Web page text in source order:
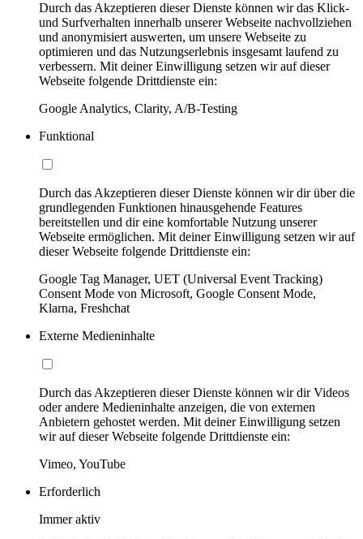
Durch das Akzeptieren dieser Dienste können wir das Klick-
und Surfverhalten innerhalb unserer Webseite nachvollziehen
und anonymisiert auswerten, um unsere Webseite zu
optimieren und das Nutzungserlebnis insgesamt laufend zu
verbessern. Mit deiner Einwilligung setzen wir auf dieser
Webseite folgende Drittdienste ein:
Google Analytics, Clarity, A/B-Testing
Funktional
Durch das Akzeptieren dieser Dienste können wir dir über die
grundlegenden Funktionen hinausgehende Features
bereitstellen und dir eine komfortable Nutzung unserer
Webseite ermöglichen. Mit deiner Einwilligung setzen wir auf
dieser Webseite folgende Drittdienste ein:
Google Tag Manager, UET (Universal Event Tracking)
Consent Mode von Microsoft, Google Consent Mode,
Klarna, Freshchat
Externe Medieninhalte
Durch das Akzeptieren dieser Dienste können wir dir Videos
oder andere Medieninhalte anzeigen, die von externen
Anbietern gehostet werden. Mit deiner Einwilligung setzen
wir auf dieser Webseite folgende Drittdienste ein:
Vimeo, YouTube
Erforderlich
Immer aktiv